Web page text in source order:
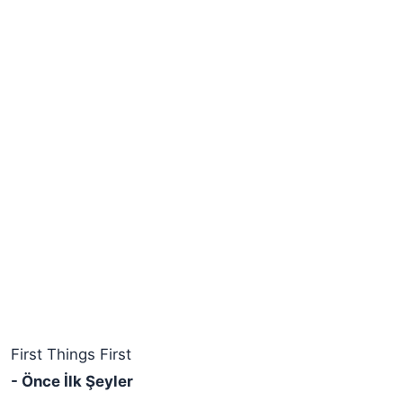
First Things First
- Önce İlk Şeyler